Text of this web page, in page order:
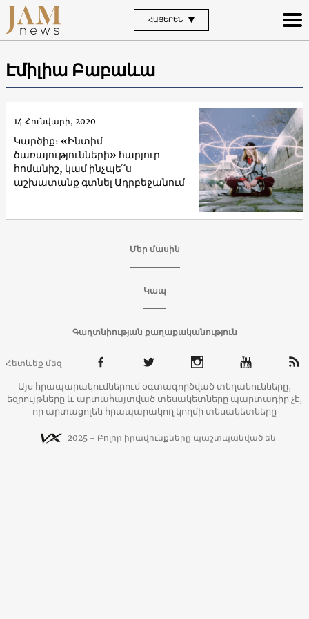
ՀԱՅԵՐԵՆ
Էմիլիա Բաբաևա
Կարծիք։ «Ինտիմ
ծառայությունների» հարյուր
հոմանիշ, կամ ինչպե՞ս
աշխատանք գտնել Ադրբեջանում
14 Հունվարի, 2020
Մեր մասին
Կապ
Գաղտնիության քաղաքականություն
Հետևեք մեզ
Այս հրապարակումներում օգտագործված տեղանունները,
եզրույթները և արտահայտված տեսակետները պարտադիր չէ,
որ արտացոլեն հրապարակող կողմի տեսակետները
2025 - Բոլոր իրավունքները պաշտպանված են